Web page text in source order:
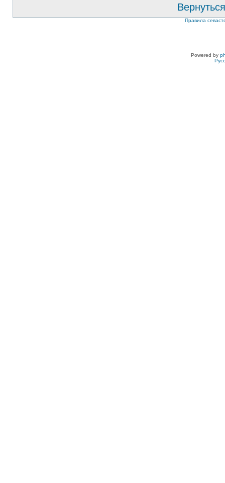
Правила
Powered by